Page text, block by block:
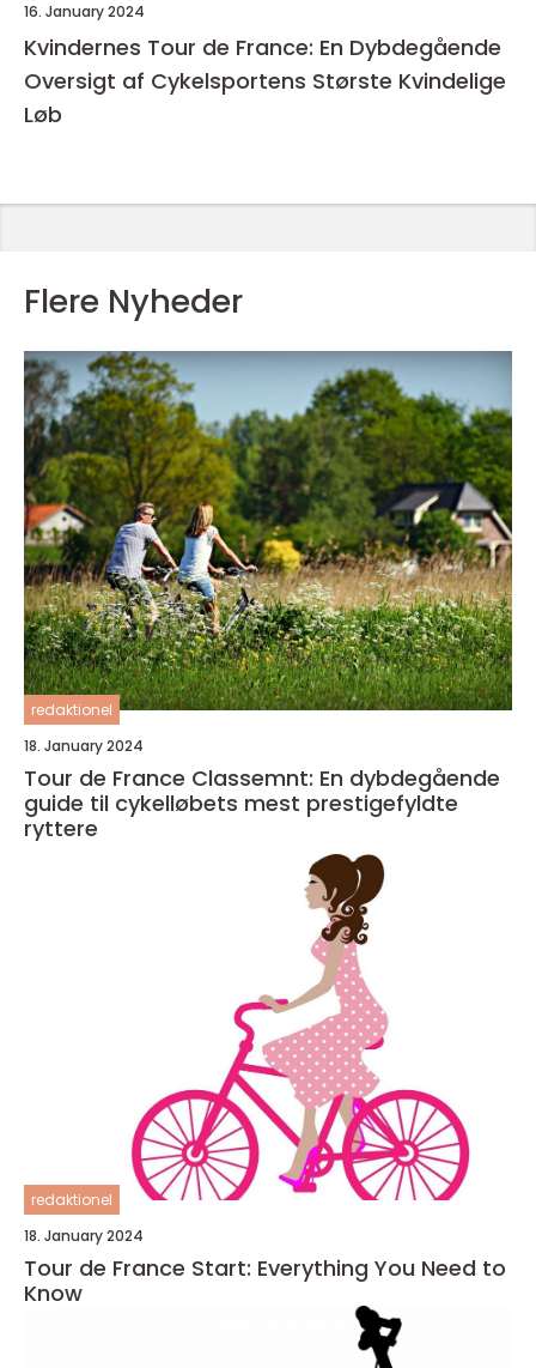
16. January 2024
Kvindernes Tour de France: En Dybdegående
Oversigt af Cykelsportens Største Kvindelige
Løb
Flere Nyheder
redaktionel
18. January 2024
Tour de France Classemnt: En dybdegående
guide til cykelløbets mest prestigefyldte
ryttere
redaktionel
18. January 2024
Tour de France Start: Everything You Need to
Know